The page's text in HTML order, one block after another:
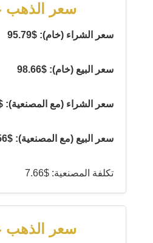
سعر الذهب
سعر الشراء (خام): $95.79
سعر البيع (خام): $98.66
سعر الشراء (مع المصنعية):
سعر البيع (مع المصنعية): $106.56
تكلفة المصنعية: $7.66
سعر الذهب